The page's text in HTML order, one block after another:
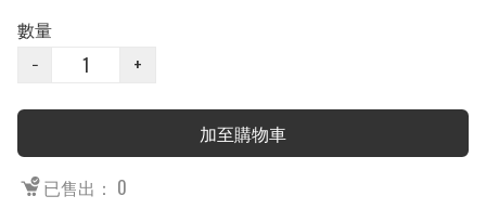
數量
−
+
加至購物車
已售出： 0